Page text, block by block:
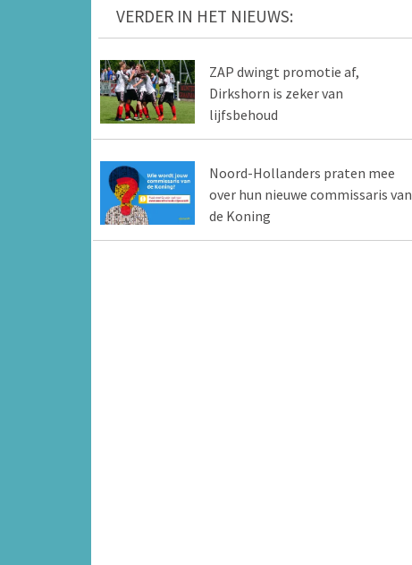
VERDER IN HET NIEUWS:
ZAP dwingt promotie af,
Dirkshorn is zeker van
lijfsbehoud
Noord-Hollanders praten mee
over hun nieuwe commissaris van
de Koning